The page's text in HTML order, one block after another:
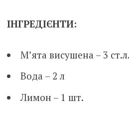
ІНГРЕДІЄНТИ:
М’ята висушена – 3 ст.л.
Вода – 2 л
Лимон – 1 шт.